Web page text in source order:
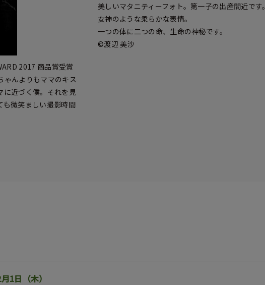
2017 商品賞受賞
ゃんよりもママのキス
に近づく僕。それを見
も微笑ましい撮影時間
美しいマタニティーフォト。第一子の出産間近です。
女神のような柔らかな表情。
一つの体に二つの命、生命の神秘です。
©渡辺 美沙
1日（木）